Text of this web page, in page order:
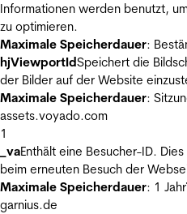
Informationen werden benutzt,
zu optimieren.
Maximale Speicherdauer:
hjViewportIdSpeichert die
der Bilder auf der Website
Maximale Speicherdauer:
assets.voyado.com
1
_vaEnthält eine Besucher-ID.
beim erneuten Besuch der
Maximale Speicherdauer: 1 Jahr
garnius.de